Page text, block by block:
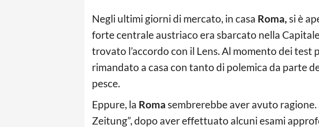
Negli ultimi giorni di mercato, in casa Roma, si è
forte centrale austriaco era sbarcato nella
trovato l’accordo con il Lens. Al momento dei
rimandato a casa con tanto di polemica da parte
pesce.
Eppure, la Roma sembrerebbe aver avuto
Zeitung”, dopo aver effettuato alcuni esami